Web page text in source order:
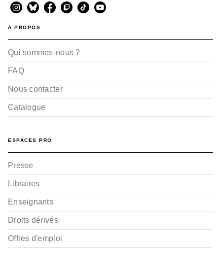
A PROPOS
Qui sommes-nous ?
FAQ
Nous contacter
Catalogue
ESPACES PRO
Presse
Libraires
Enseignants
Droits dérivés
Offres d'emploi